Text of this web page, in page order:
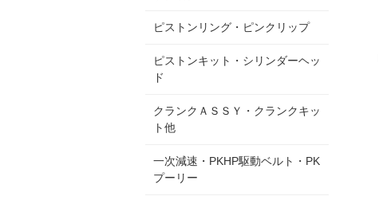
ピストンリング・ピンクリップ
ピストンキット・シリンダーヘッ
ド
クランクＡＳＳＹ・クランクキッ
ト他
一次減速・PKHP駆動ベルト・PK
プーリー